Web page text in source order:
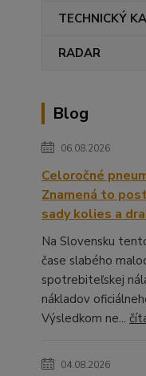
TECHNICKÝ
RADAR
Blog
06.08.2026
Celoročné
Znamená to
sady kolies a
Na Slovensku
čase slabého
spotrebiteľskej
nákladov
Výsledkom ne...
04.08.2026